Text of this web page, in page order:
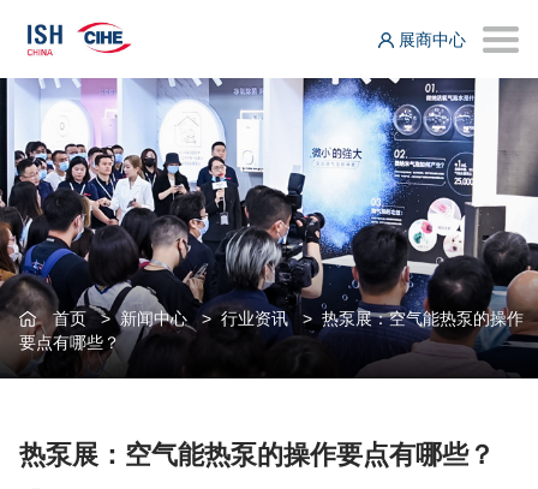
展商中心
首页>新闻中心>行业资讯> 热泵展：空气能热泵的操作
要点有哪些？
热泵展：空气能热泵的操作要点有哪些？